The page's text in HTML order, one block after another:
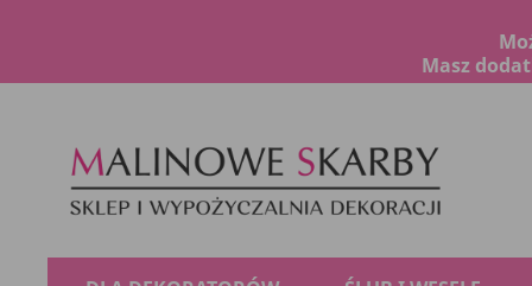
Masz